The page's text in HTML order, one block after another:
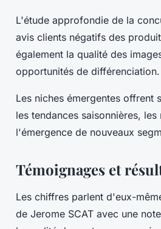
L'étude approfondie de la
avis clients négatifs des
également la qualité des
opportunités de différenciation.
Les niches émergentes offrent
les tendances saisonnières,
l'émergence de nouveaux
Témoignages et
Les chiffres parlent d'eux-
de Jerome SCAT avec une